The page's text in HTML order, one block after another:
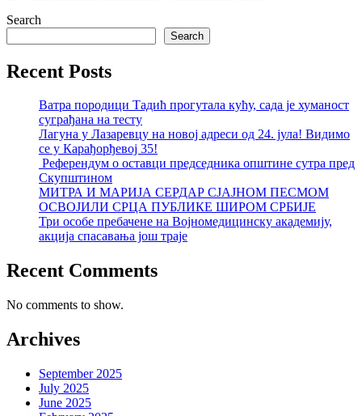
Search
Search
Recent Posts
Ватра породици Тадић прогутала кућу, сада је хуманост
суграђана на тесту
Лагуна у Лазаревцу на новој адреси од 24. јула! Видимо
се у Карађорђевој 35!
Референдум о оставци председника општине сутра пред
Скупштином
МИТРА И МАРИЈА СЕРДАР СЈАЈНОМ ПЕСМОМ
ОСВОЈИЛИ СРЦА ПУБЛИКЕ ШИРОМ СРБИЈЕ
Три особе пребачене на Војномедицинску академију,
акција спасавања још траје
Recent Comments
No comments to show.
Archives
September 2025
July 2025
June 2025